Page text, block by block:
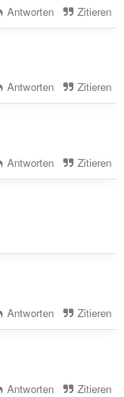
Antworten Zitieren
Antworten Zitieren
Antworten Zitieren
Antworten Zitieren
Antworten Zitieren